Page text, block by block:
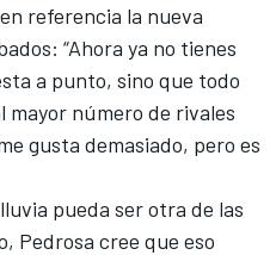
referencia la nueva
“Ahora ya no tienes
a punto, sino que todo
número de rivales
gusta demasiado, pero es
pueda ser otra de las
Pedrosa cree que eso